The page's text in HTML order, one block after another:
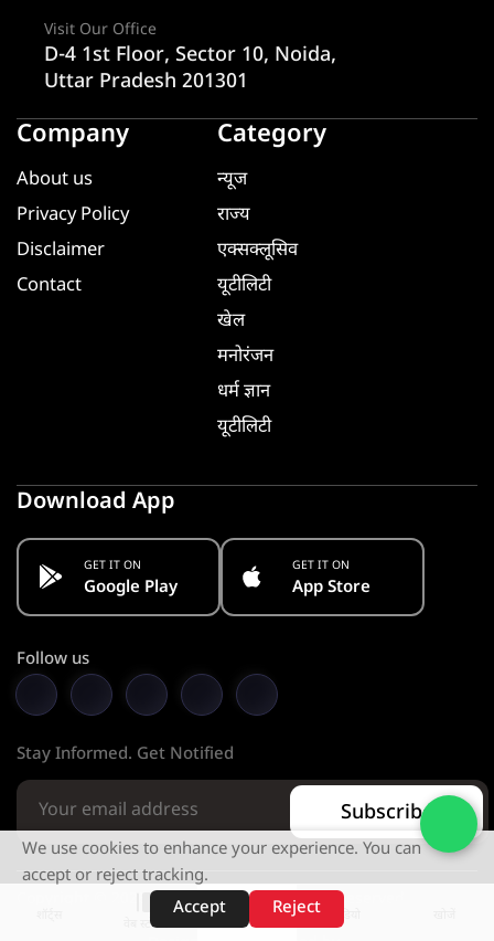
वेब स्टोरीज़
Visit Our Office
D-4 1st Floor, Sector 10, Noida,
Uttar Pradesh 201301
Company
About us
Privacy Policy
Disclaimer
Contact
Category
न्यूज
राज्य
एक्सक्लूसिव
यूटीलिटी
खेल
मनोरंजन
धर्म ज्ञान
यूटीलिटी
Download App
GET IT ON
Google Play
GET IT ON
App Store
Follow us
Stay Informed. Get Notified
Subscribe
Copyright © 2026 KMC PVT. LTD. All Rights Reserved.
We use cookies to enhance your experience. You can
accept or reject tracking.
Accept
Reject